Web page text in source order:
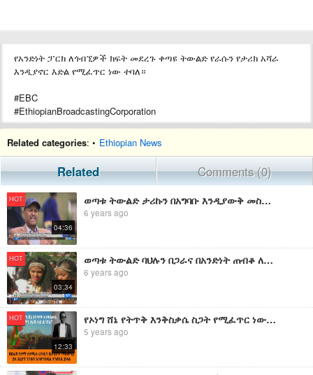
የአንድነት ፓርክ ለጎብኚዎች ክፍት መደረጉ ቀጣዩ ትውልድ የራሱን የታሪክ አሻራ
እንዲያኖር እድል የሚፈጥር ነው ተባለ።
#EBC
#EthiopianBroadcastingCorporation
Related categories: • Ethiopian News
Related Comments (0)
HOT
04:36
ወጣቱ ትውልድ ታሪኩን በአግባቡ እንዲያውቅ መስራት እንደሚያስፈልግ ከኢቲቪ ጋር ቆይታ ያደረጉ የታሪክ ምሁራን ተናገሩ ፡፡
6 years ago
HOT
03:34
ወጣቱ ትውልድ ባህሉን በጋራና በአንድነት ጠብቆ ለቀጣዩ ትውልድ ማስተላለፍ እንደሚገባ አባ ገዳዎች ገለፁ፡፡
6 years ago
HOT
12:33
የኦነግ ሸኔ የትጥቅ እንቅስቃሴ ስጋት የሚፈጥር ነው? ምን ደረጃ ላይስ ይገኛል?
5 years ago